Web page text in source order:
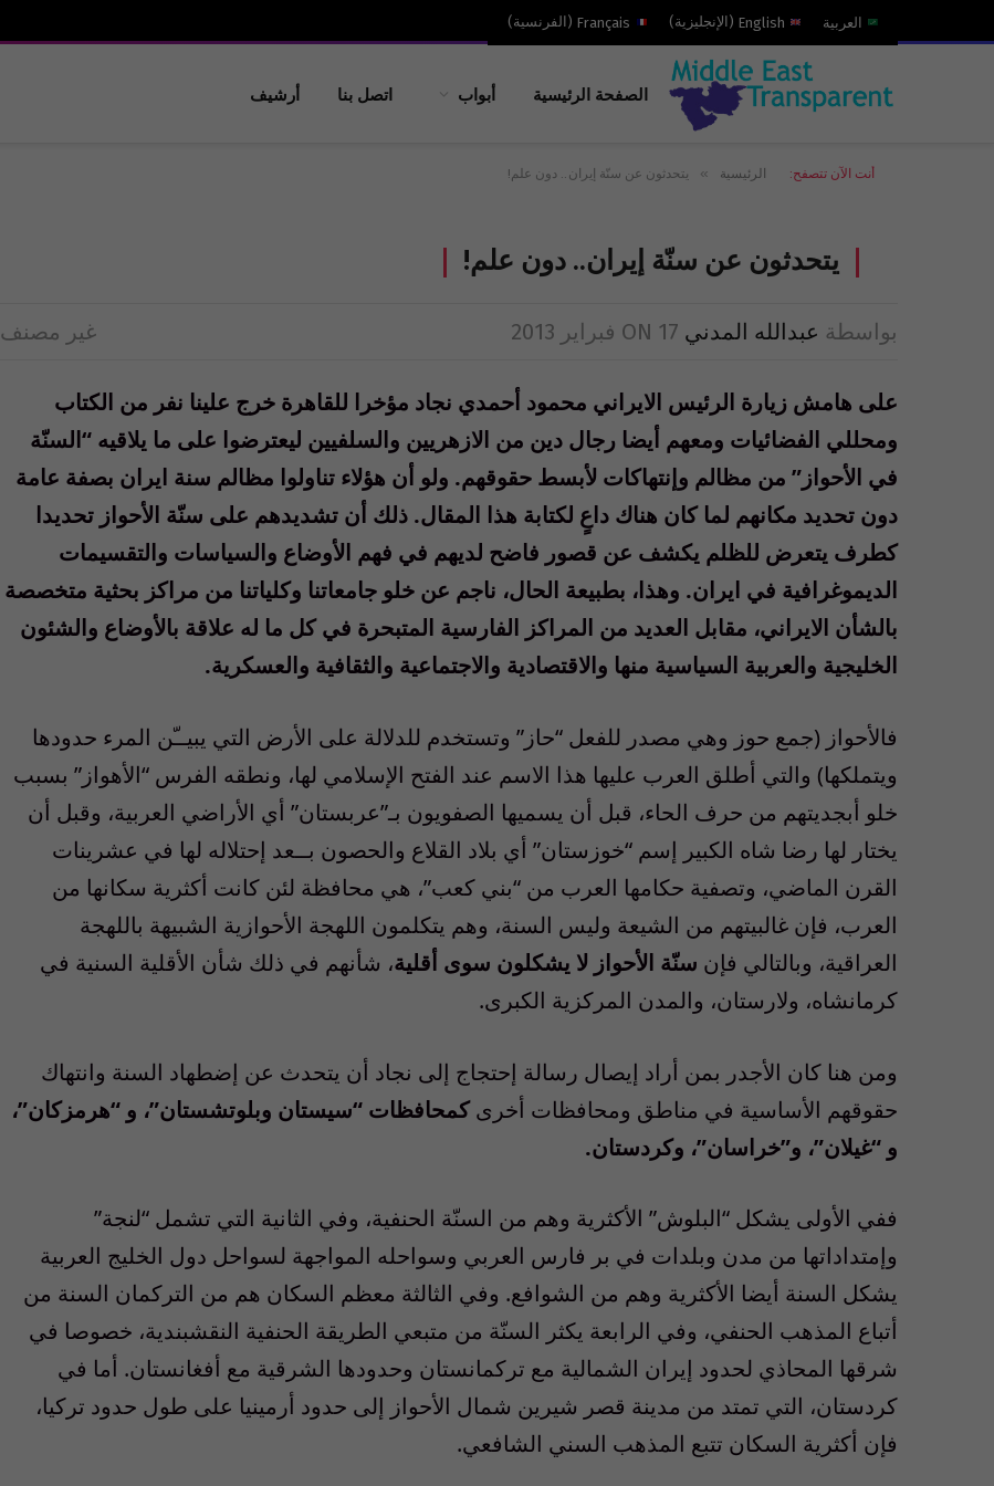
العربية English
( الإنجليزية)
Français
( الفرنسية)
الصفحة الرئيسية أبواب اتصل بنا أرشيف
أنت الآن تتصفح: الرئيسية » يتحدثون عن سنّة إيران.. دون علم!
يتحدثون عن سنّة إيران.. دون علم!
بواسطة عبدالله المدني ON 17 فبراير 2013 غير مصنف
على هامش زيارة الرئيس الايراني محمود أحمدي نجاد مؤخرا للقاهرة خرج علينا نفر من الكتاب
ومحللي الفضائيات ومعهم أيضا رجال دين من الازهريين والسلفيين ليعترضوا على ما يلاقيه “السنّة
في الأحواز” من مظالم وإنتهاكات لأبسط حقوقهم. ولو أن هؤلاء تناولوا مظالم سنة ايران بصفة عامة
دون تحديد مكانهم لما كان هناك داعٍ لكتابة هذا المقال. ذلك أن تشديدهم على سنّة الأحواز تحديدا
كطرف يتعرض للظلم يكشف عن قصور فاضح لديهم في فهم الأوضاع والسياسات والتقسيمات
الديموغرافية في ايران. وهذا، بطبيعة الحال، ناجم عن خلو جامعاتنا وكلياتنا من مراكز بحثية متخصصة
بالشأن الايراني، مقابل العديد من المراكز الفارسية المتبحرة في كل ما له علاقة بالأوضاع والشئون
الخليجية والعربية السياسية منها والاقتصادية والاجتماعية والثقافية والعسكرية.
فالأحواز (جمع حوز وهي مصدر للفعل “حاز” وتستخدم للدلالة على الأرض التي يبيــّن المرء حدودها
ويتملكها) والتي أطلق العرب عليها هذا الاسم عند الفتح الإسلامي لها، ونطقه الفرس “الأهواز” بسبب
خلو أبجديتهم من حرف الحاء، قبل أن يسميها الصفويون بـ”عربستان” أي الأراضي العربية، وقبل أن
يختار لها رضا شاه الكبير إسم “خوزستان” أي بلاد القلاع والحصون بــعد إحتلاله لها في عشرينات
القرن الماضي، وتصفية حكامها العرب من “بني كعب”، هي محافظة لئن كانت أكثرية سكانها من
العرب، فإن غالبيتهم من الشيعة وليس السنة، وهم يتكلمون اللهجة الأحوازية الشبيهة باللهجة
العراقية، وبالتالي فإن سنّة الأحواز لا يشكلون سوى أقلية، شأنهم في ذلك شأن الأقلية السنية في
كرمانشاه، ولارستان، والمدن المركزية الكبرى.
ومن هنا كان الأجدر بمن أراد إيصال رسالة إحتجاج إلى نجاد أن يتحدث عن إضطهاد السنة وانتهاك
حقوقهم الأساسية في مناطق ومحافظات أخرىكمحافظات “سيستان وبلوتشستان”، و “هرمزكان”،
و “غيلان”، و”خراسان”، وكردستان.
ففي الأولى يشكل “البلوش” الأكثرية وهم من السنّة الحنفية، وفي الثانية التي تشمل “لنجة”
وإمتداداتها من مدن وبلدات في بر فارس العربي وسواحله المواجهة لسواحل دول الخليج العربية
يشكل السنة أيضا الأكثرية وهم من الشوافع. وفي الثالثة معظم السكان هم من التركمان السنة من
أتباع المذهب الحنفي، وفي الرابعة يكثر السنّة من متبعي الطريقة الحنفية النقشبندية، خصوصا في
شرقها المحاذي لحدود إيران الشمالية مع تركمانستان وحدودها الشرقية مع أفغانستان. أما في
كردستان، التي تمتد من مدينة قصر شيرين شمال الأحواز إلى حدود أرمينيا على طول حدود تركيا،
فإن أكثرية السكان تتبع المذهب السني الشافعي.